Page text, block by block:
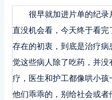
很早就加进片单的纪
直没机会看，今天终于看
存在的初衷，到底是治疗
觉这些病人除了吃药，并
疗，医生和护工都像哄小
他们乖乖的，别给社会或